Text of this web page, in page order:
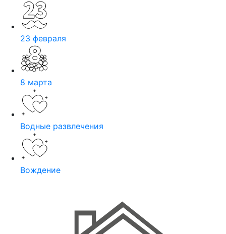
23 февраля
8 марта
Водные развлечения
Вождение